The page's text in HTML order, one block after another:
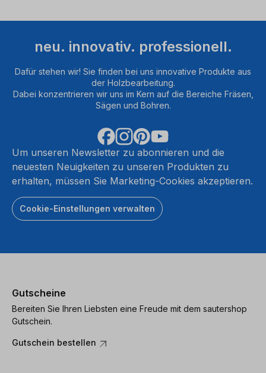
neu. innovativ. professionell.
Dafür stehen wir! Sie finden bei uns innovative Produkte aus
der Holzbearbeitung.
Dabei konzentrieren wir uns im Kern auf die Bereiche Fräsen,
Sägen und Bohren.
Um unseren Newsletter zu abonnieren und die
neuesten Neuigkeiten zu unseren Produkten zu
erhalten, müssen Sie Marketing-Cookies akzeptieren.
Cookie-Einstellungen verwalten
Gutscheine
Bereiten Sie Ihren Liebsten eine Freude mit dem sautershop
Gutschein.
Gutschein bestellen